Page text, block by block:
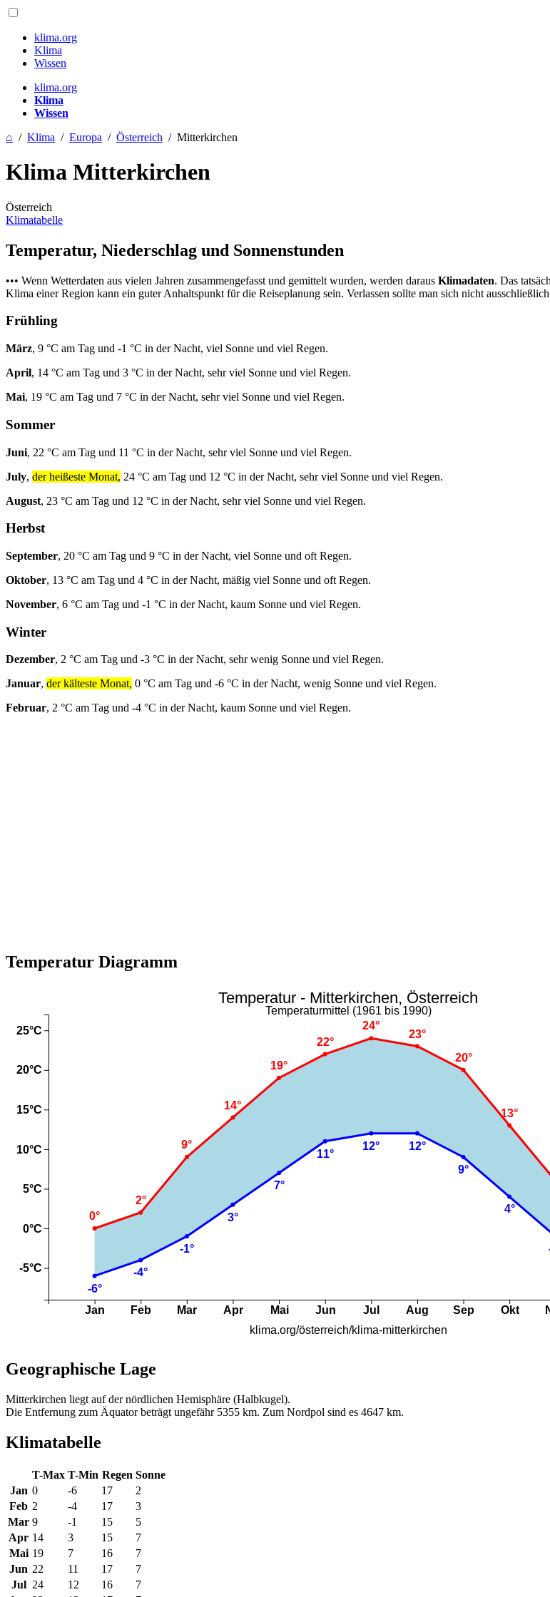
klima.org
Klima
Wissen
klima.org
Klima
Wissen
⌂ / Klima / Europa / Österreich / Mitterkirchen
Klima Mitterkirchen
Österreich
Klimatabelle
Temperatur, Niederschlag und Sonnenstunden
••• Wenn Wetterdaten aus vielen Jahren zusammengefasst und gemittelt wurden, werden daraus Klimadaten. Das
Klima einer Region kann ein guter Anhaltspunkt für die Reiseplanung sein. Verlassen sollte man sich nicht ausschließlich
Frühling
März, 9 °C am Tag und -1 °C in der Nacht, viel Sonne und viel Regen.
April, 14 °C am Tag und 3 °C in der Nacht, sehr viel Sonne und viel Regen.
Mai, 19 °C am Tag und 7 °C in der Nacht, sehr viel Sonne und viel Regen.
Sommer
Juni, 22 °C am Tag und 11 °C in der Nacht, sehr viel Sonne und viel Regen.
July, der heißeste Monat, 24 °C am Tag und 12 °C in der Nacht, sehr viel Sonne und viel Regen.
August, 23 °C am Tag und 12 °C in der Nacht, sehr viel Sonne und viel Regen.
Herbst
September, 20 °C am Tag und 9 °C in der Nacht, viel Sonne und oft Regen.
Oktober, 13 °C am Tag und 4 °C in der Nacht, mäßig viel Sonne und oft Regen.
November, 6 °C am Tag und -1 °C in der Nacht, kaum Sonne und viel Regen.
Winter
Dezember, 2 °C am Tag und -3 °C in der Nacht, sehr wenig Sonne und viel Regen.
Januar, der kälteste Monat, 0 °C am Tag und -6 °C in der Nacht, wenig Sonne und viel Regen.
Februar, 2 °C am Tag und -4 °C in der Nacht, kaum Sonne und viel Regen.
Temperatur Diagramm
Geographische Lage
Mitterkirchen liegt auf der nördlichen Hemisphäre (Halbkugel).
Die Entfernung zum Äquator beträgt ungefähr 5355 km. Zum Nordpol sind es 4647 km.
Klimatabelle
T-Max T-Min Regen Sonne
Jan 0 -6 17
2
Feb 2 -4 17
3
Mar 9 -1 15
5
Apr 14 3 15
7
Mai 19 7 16
7
Jun 22 11 17
7
Jul 24 12 16
7